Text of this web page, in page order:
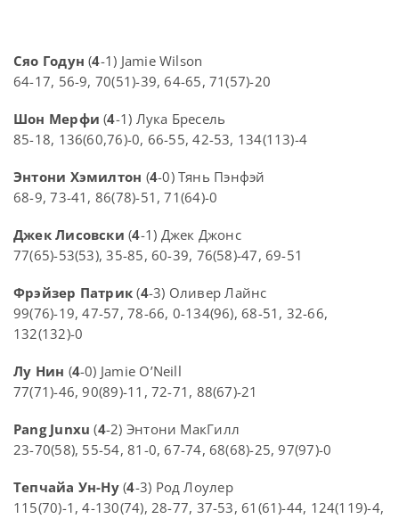
Сяо Годун (4-1) Jamie Wilson
64-17, 56-9, 70(51)-39, 64-65, 71(57)-20
Шон Мерфи (4-1) Лука Бресель
85-18, 136(60,76)-0, 66-55, 42-53, 134(113)-4
Энтони Хэмилтон (4-0) Тянь Пэнфэй
68-9, 73-41, 86(78)-51, 71(64)-0
Джек Лисовски (4-1) Джек Джонс
77(65)-53(53), 35-85, 60-39, 76(58)-47, 69-51
Фрэйзер Патрик (4-3) Оливер Лайнс
99(76)-19, 47-57, 78-66, 0-134(96), 68-51, 32-66,
132(132)-0
Лу Нин (4-0) Jamie O’Neill
77(71)-46, 90(89)-11, 72-71, 88(67)-21
Pang Junxu (4-2) Энтони МакГилл
23-70(58), 55-54, 81-0, 67-74, 68(68)-25, 97(97)-0
Тепчайа Ун-Ну(4-3) Род Лоулер
115(70)-1, 4-130(74), 28-77, 37-53, 61(61)-44, 124(119)-4,